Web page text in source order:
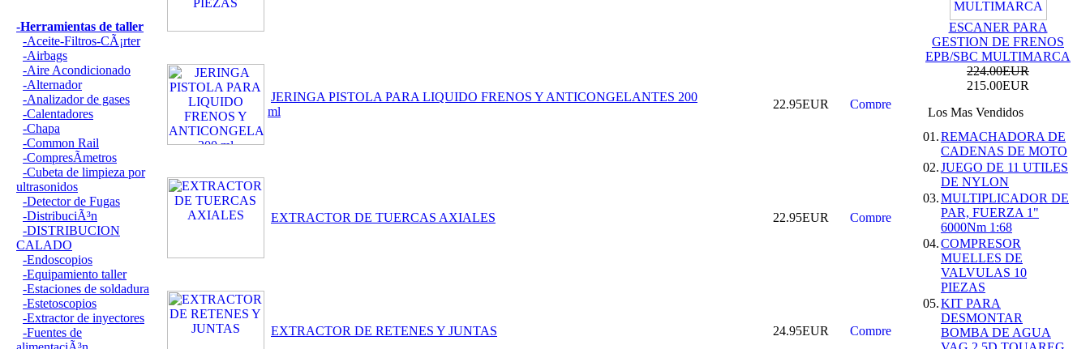
-Herramientas de taller
-Aceite-Filtros-CÃ¡rter
-Airbags
-Aire Acondicionado
-Alternador
-Analizador de gases
-Calentadores
-Chapa
-Common Rail
-CompresÃ­metros
-Cubeta de limpieza por
ultrasonidos
-Detector de Fugas
-DistribuciÃ³n
-DISTRIBUCION
CALADO
-Endoscopios
-Equipamiento taller
-Estaciones de soldadura
-Estetoscopios
-Extractor de inyectores
-Fuentes de
JERINGA PISTOLA PARA LIQUIDO FRENOS Y ANTICONGELANTES 200
ml
22.95EUR
EXTRACTOR DE TUERCAS AXIALES 22.95EUR
EXTRACTOR DE RETENES Y JUNTAS 24.95EUR
KIT DE CALADO
FORD MOTORES
69.99EUR
---------
ESCANER DE
DIAGNOSIS
MULTIMARCA
OBDII + O2 CAN-
BUS ESPAÃ‘OL
AUTEL AL529
155.99EUR
145.00EUR
ESCANER PARA
GESTION DE FRENOS
EPB/SBC MULTIMARCA
224.00EUR
215.00EUR
Los Mas Vendidos
01.REMACHADORA DE
CADENAS DE MOTO
02.JUEGO DE 11 UTILES
DE NYLON
03.MULTIPLICADOR DE
PAR, FUERZA 1"
6000Nm 1:68
04.COMPRESOR
MUELLES DE
VALVULAS 10
PIEZAS
05.KIT PARA
DESMONTAR
BOMBA DE AGUA